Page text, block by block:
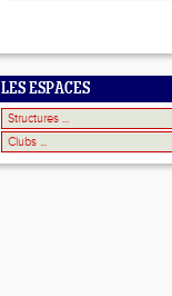
LES ESPACES